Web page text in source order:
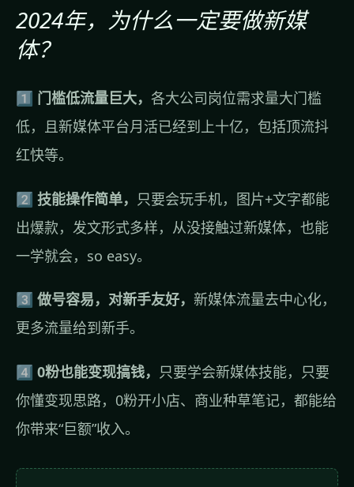
2024年，为什么一定要做新媒
体？
1️⃣ 门槛低流量巨大， 各大公司岗位需求量大门槛
低，且新媒体平台月活已经到上十亿，包括顶流抖
红快等。
2️⃣ 技能操作简单， 只要会玩手机，图片+文字都能
出爆款，发文形式多样，从没接触过新媒体，也能
一学就会，so easy。
3️⃣ 做号容易，对新手友好， 新媒体流量去中心化，
更多流量给到新手。
4️⃣ 0粉也能变现搞钱， 只要学会新媒体技能，只要
你懂变现思路，0粉开小店、商业种草笔记，都能给
你带来“巨额”收入。